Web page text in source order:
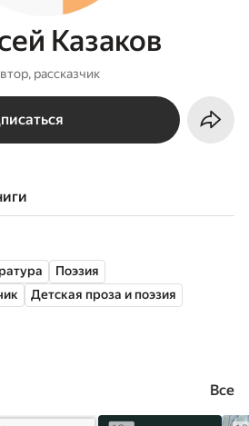
Казаков
рассказчик
Поэзия
Детская проза и поэзия
Все